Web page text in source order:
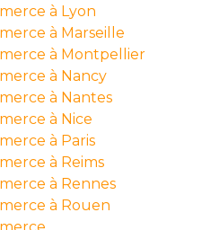
à Lyon
à Marseille
à Montpellier
à Nancy
à Nantes
à Nice
à Paris
à Reims
à Rennes
à Rouen